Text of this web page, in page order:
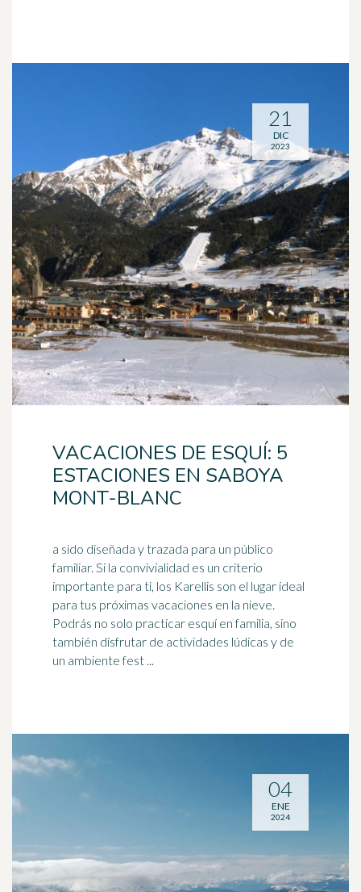
VACACIONES DE ESQUÍ: 5
ESTACIONES EN SABOYA
MONT-BLANC
a sido diseñada y trazada para un público
familiar. Si la convivialidad es un criterio
importante para ti, los Karellis son el lugar ideal
para tus próximas vacaciones en la nieve.
Podrás no solo practicar esquí en familia, sino
también disfrutar de actividades lúdicas y de
un ambiente fest ...
21
DIC
2023
04
ENE
2024